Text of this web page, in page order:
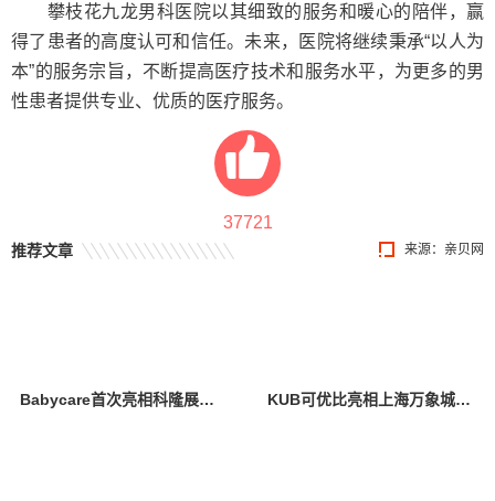
攀枝花九龙男科医院以其细致的服务和暖心的陪伴，赢
得了患者的高度认可和信任。未来，医院将继续秉承“以人为
本”的服务宗旨，不断提高医疗技术和服务水平，为更多的男
性患者提供专业、优质的医疗服务。
37721
来源： 亲贝网
推荐文章
Babycare首次亮相科隆展，创新设计与卓越产品力引全球瞩目 KUB可优比亮相上海万象城，引领自然式养育新风尚